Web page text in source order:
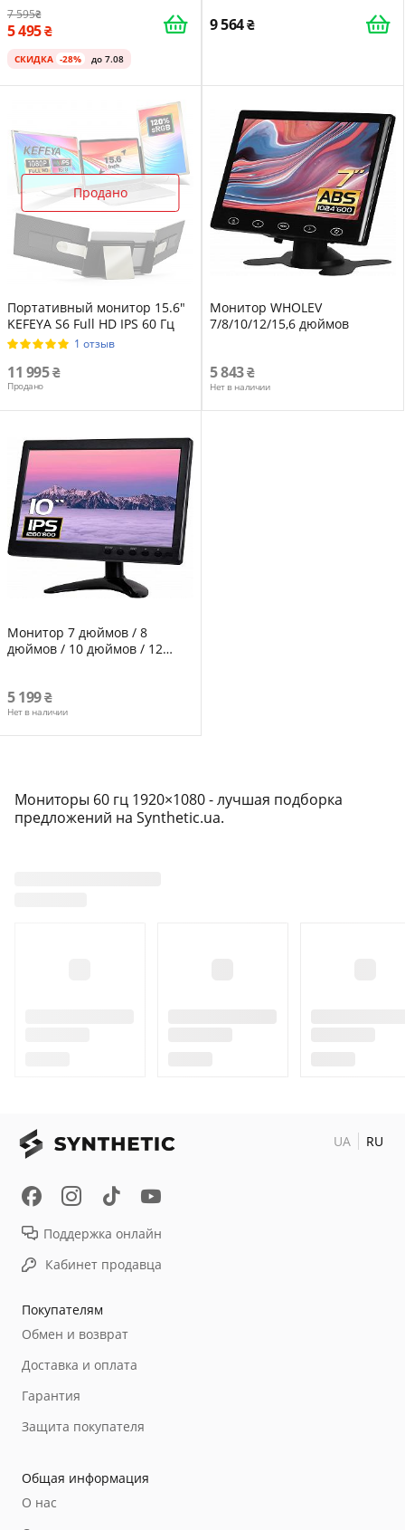
7 595
5 495
СКИДКА -28% до 7.08
C авто-поворот легкий с
панель 16:9 антибликовый
9 564
Продано
Портативный монитор 15.6"
KEFEYA S6 Full HD IPS 60 Гц
1 отзыв
11 995
Продано
Монитор WHOLEV
7/8/10/12/15,6 дюймов
5 843
Нет в наличии
Монитор 7 дюймов / 8
дюймов / 10 дюймов / 12
5 199
Нет в наличии
Мониторы 60 гц 1920×1080 - лучшая подборка
предложений на Synthetic.ua.
Покупателям
Обмен и возврат
Доставка и оплата
Гарантия
Защита покупателя
Общая информация
О нас
Поддержка онлайн
Кабинет продавца
UA RU